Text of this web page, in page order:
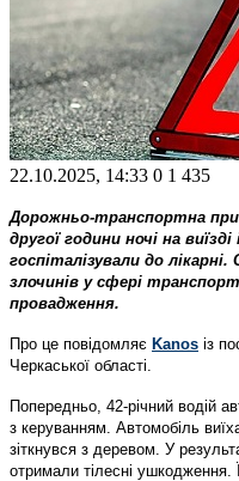
22.10.2025, 14:33 0 1 435
Дорожньо-транспортна
другої години ночі на
госпіталізували до лікарні.
злочинів у сфері
провадження.
Про це повідомляє Kanos із
Черкаської області.
Попередньо, 42-річний водій
з керуванням. Автомобіль
зіткнувся з деревом. У
отримали тілесні ушкодження.